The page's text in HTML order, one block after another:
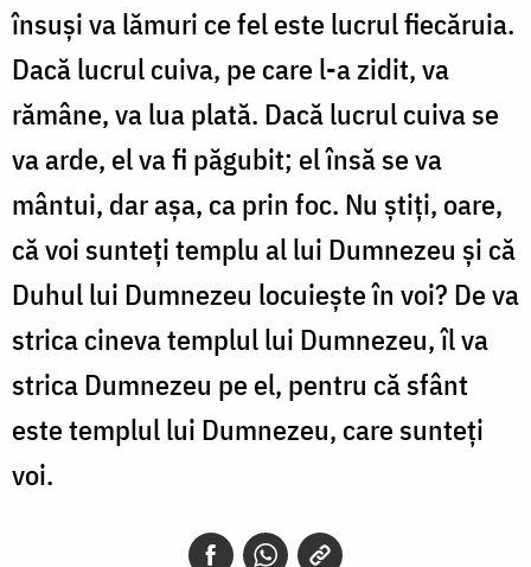
însuși va lămuri ce fel este lucrul fiecăruia.
Dacă lucrul cuiva, pe care l-a zidit, va
rămâne, va lua plată. Dacă lucrul cuiva se
va arde, el va fi păgubit; el însă se va
mântui, dar așa, ca prin foc. Nu știți, oare,
că voi sunteți templu al lui Dumnezeu și că
Duhul lui Dumnezeu locuiește în voi? De va
strica cineva templul lui Dumnezeu, îl va
strica Dumnezeu pe el, pentru că sfânt
este templul lui Dumnezeu, care sunteți
voi.